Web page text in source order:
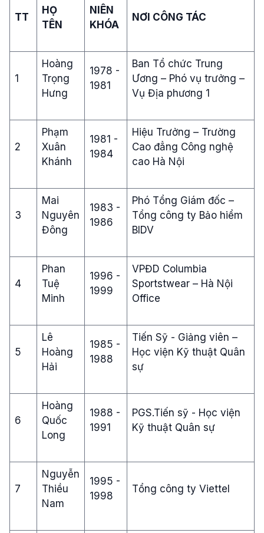
TT
HỌ
TÊN
NIÊN
KHÓA
NƠI CÔNG TÁC
1
Hoàng
Trọng
Hưng
1978 -
1981
Ban Tổ chức Trung
Ương – Phó vụ trưởng –
Vụ Địa phương 1
2
Phạm
Xuân
Khánh
1981 -
1984
Hiệu Trưởng – Trường
Cao đẳng Công nghệ
cao Hà Nội
3
Mai
Nguyên
Đông
1983 -
1986
Phó Tổng Giám đốc –
Tổng công ty Bảo hiểm
BIDV
4
Phan
Tuệ
Minh
1996 -
1999
VPĐD Columbia
Sportstwear – Hà Nội
Office
5
Lê
Hoàng
Hải
1985 -
1988
Tiến Sỹ - Giảng viên –
Học viện Kỹ thuật Quân
sự
6
Hoàng
Quốc
Long
1988 -
1991
PGS.Tiến sỹ - Học viện
Kỹ thuật Quân sự
7
Nguyễn
Thiều
Nam
1995 -
1998
Tổng công ty Viettel